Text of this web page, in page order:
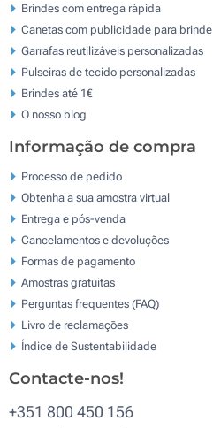
Brindes com entrega rápida
Canetas com publicidade para brinde
Garrafas reutilizáveis personalizadas
Pulseiras de tecido personalizadas
Brindes até 1€
O nosso blog
Informação de compra
Processo de pedido
Obtenha a sua amostra virtual
Entrega e pós-venda
Cancelamentos e devoluções
Formas de pagamento
Amostras gratuitas
Perguntas frequentes (FAQ)
Livro de reclamaçōes
Índice de Sustentabilidade
Contacte-nos!
+351 800 450 156